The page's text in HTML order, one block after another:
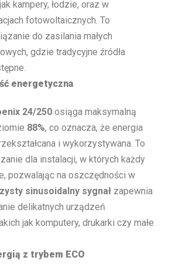
kampery, łodzie, oraz w
fotowoltaicznych. To
do zasilania małych
gdzie tradycyjne źródła
energetyczna
24/250 osiąga maksymalną
88%, co oznacza, że energia
i wykorzystywana. To
dla instalacji, w których każdy
pozwalając na oszczędności w
sinusoidalny sygnał zapewnia
delikatnych urządzeń
jak komputery, drukarki czy małe
z trybem ECO